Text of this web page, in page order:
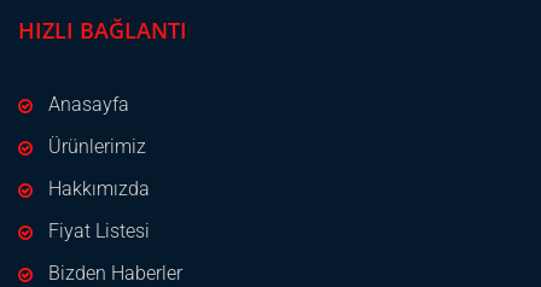
HIZLI BAĞLANTI
Anasayfa
Ürünlerimiz
Hakkımızda
Fiyat Listesi
Bizden Haberler